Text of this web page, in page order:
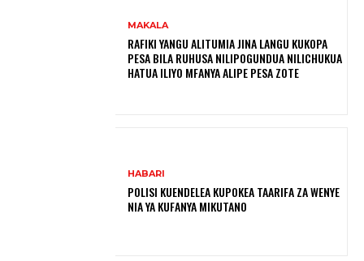
MAKALA
RAFIKI YANGU ALITUMIA JINA LANGU KUKOPA
PESA BILA RUHUSA NILIPOGUNDUA NILICHUKUA
HATUA ILIYO MFANYA ALIPE PESA ZOTE
HABARI
POLISI KUENDELEA KUPOKEA TAARIFA ZA WENYE
NIA YA KUFANYA MIKUTANO